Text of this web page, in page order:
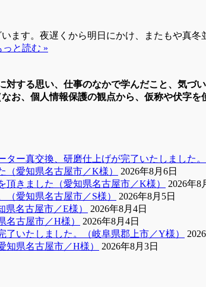
ます。夜遅くから明日にかけ、またもや真
っと読む »
対する思い、仕事のなかで学んだこと、気
お、個人情報保護の観点から、仮称や伏字を
ー真交換、研磨仕上げが完了いたしました
愛知県名古屋市／K様）
2026年8月6日
きました（愛知県名古屋市／K様）
2026年8
愛知県名古屋市／S様）
2026年8月5日
名古屋市／E様）
2026年8月4日
古屋市／H様）
2026年8月4日
いたしました。（岐阜県郡上市／Y様）
県名古屋市／H様）
2026年8月3日